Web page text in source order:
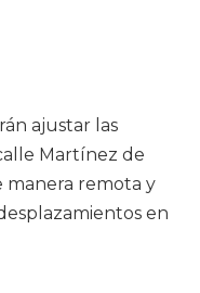
ajustar las
Martínez de
manera remota y
en